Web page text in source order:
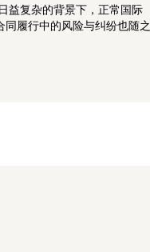
益复杂的背景下，正常国际
履行中的风险与纠纷也随之